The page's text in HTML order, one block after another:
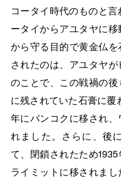
コータイ時代のものと
ータイからアユタヤに
から守る目的で黄金仏
されたのは、アユタヤ
のことで、この戦禍の
に残されていた石膏に覆
年にバンコクに移され
れました。さらに、後
て、閉鎖されたため
ライミットに移されま